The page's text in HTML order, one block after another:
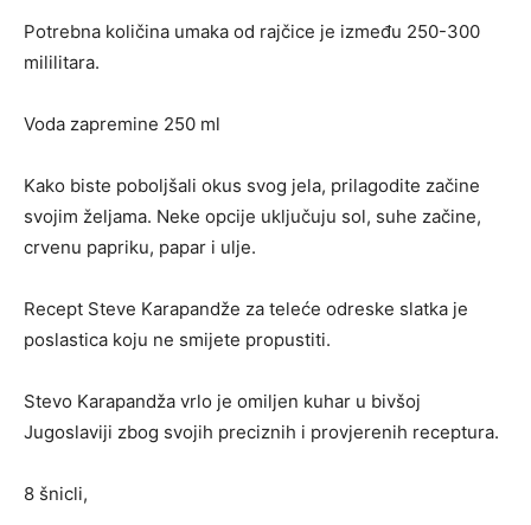
Potrebna količina umaka od rajčice je između 250-300
mililitara.
Voda zapremine 250 ml
Kako biste poboljšali okus svog jela, prilagodite začine
svojim željama. Neke opcije uključuju sol, suhe začine,
crvenu papriku, papar i ulje.
Recept Steve Karapandže za teleće odreske slatka je
poslastica koju ne smijete propustiti.
Stevo Karapandža vrlo je omiljen kuhar u bivšoj
Jugoslaviji zbog svojih preciznih i provjerenih receptura.
8 šnicli,